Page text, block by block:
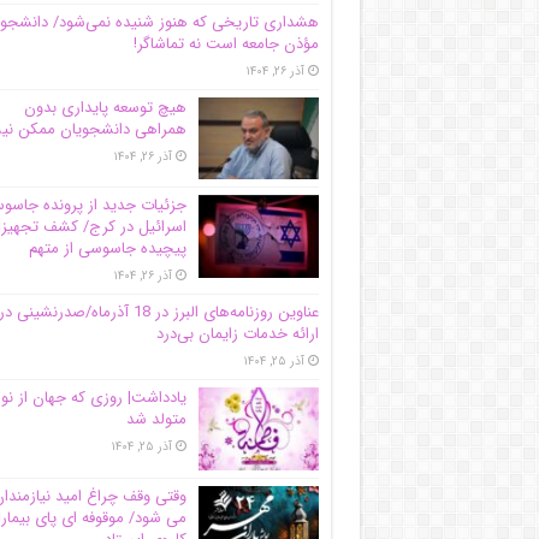
هشداری تاریخی که هنوز شنیده نمی‌شود/ دانشجو
مؤذن جامعه است نه تماشاگر!
آذر ۲۶, ۱۴۰۴
هیچ توسعه پایداری بدون
همراهی دانشجویان ممکن
آذر ۲۶, ۱۴۰۴
جزئیات جدید از پرونده
اسرائیل در کرج/‌ کشف
پیچیده جاسوسی از متهم
آذر ۲۶, ۱۴۰۴
عناوین روزنامه‌های البرز در ‌18 آذرماه/صدرنشینی در
ارائه خدمات زایمان بی‌درد
آذر ۲۵, ۱۴۰۴
یادداشت| روزی که جهان از نو
متولد شد
آذر ۲۵, ۱۴۰۴
وقتی وقف چراغ امید
می شود/ موقوفه ای پای